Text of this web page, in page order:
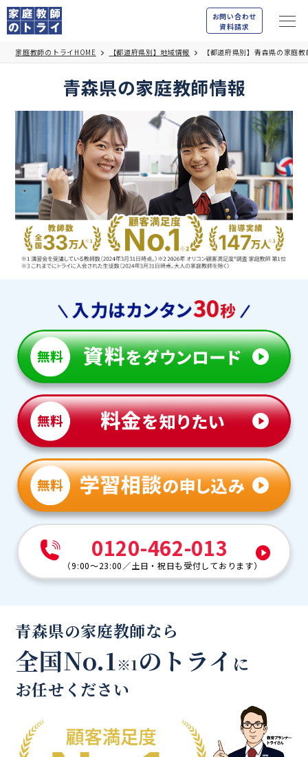
お問い合わせ
資料請求
家庭教師のトライHOME 【都道府県別】地域情報 【都道府県別】青森県の家庭
青森県の家庭教師情報
0120-462-013
（9:00～23:00／土日・祝日も受付しております）
青森県の家庭教師なら
全国No.1※1のトライ に
お任せください